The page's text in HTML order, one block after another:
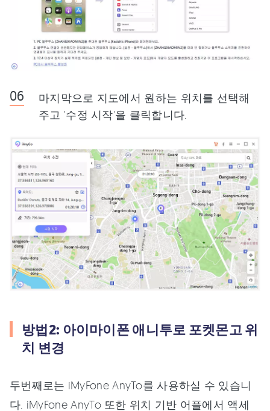
마지막으로 지도에서 원하는 위치를 선택해
주고 '수정 시작'을 클릭합니다.
방법2: 아이마이폰 애니투로 포켓몬고 위
치 변경
두번째로는 iMyFone AnyTo를 사용하실 수 있습니
다. iMyFone AnyTo 또한 위치 기반 어플에서 액세